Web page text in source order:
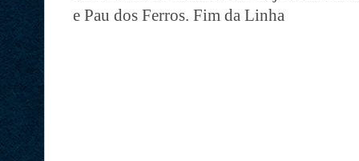
e Pau dos Ferros. Fim da Linha